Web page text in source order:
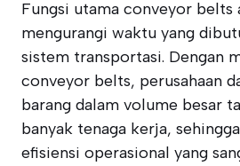
Fungsi utama conveyor belts
mengurangi waktu yang
sistem transportasi. Dengan
conveyor belts, perusahaan
barang dalam volume besar
banyak tenaga kerja,
efisiensi operasional yang